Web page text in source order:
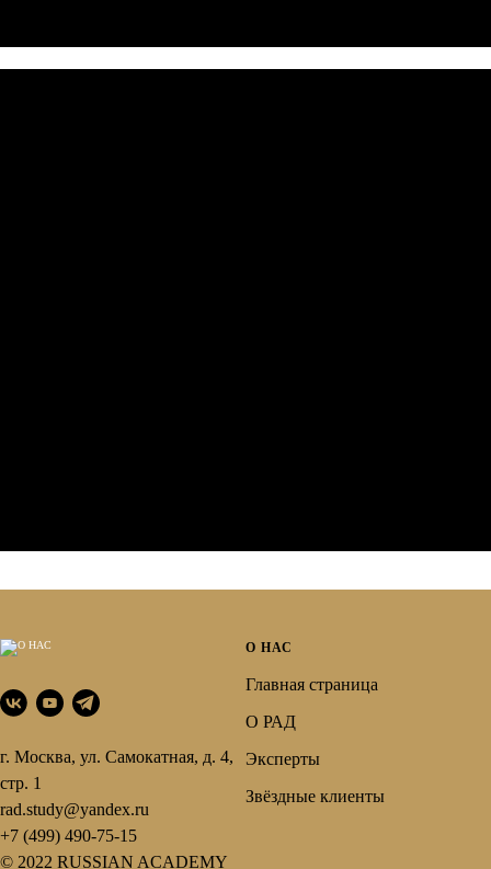
г. Москва, ул. Самокатная, д. 4,
стр. 1
rad.study@yandex.ru
+7 (499) 490-75-15
© 2022 RUSSIAN ACADEMY
О НАС
Главная страница
О РАД
Эксперты
Звёздные клиенты